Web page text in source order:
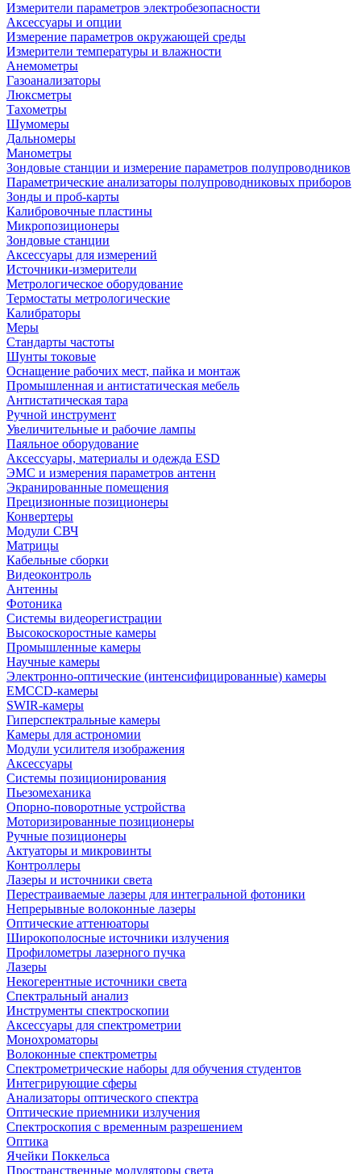
Измерители параметров электробезопасности
Аксессуары и опции
Измерение параметров окружающей среды
Измерители температуры и влажности
Анемометры
Газоанализаторы
Люксметры
Тахометры
Шумомеры
Дальномеры
Манометры
Зондовые станции и измерение параметров полупроводников
Параметрические анализаторы полупроводниковых приборов
Зонды и проб-карты
Калибровочные пластины
Микропозиционеры
Зондовые станции
Аксессуары для измерений
Источники-измерители
Метрологическое оборудование
Термостаты метрологические
Калибраторы
Меры
Стандарты частоты
Шунты токовые
Оснащение рабочих мест, пайка и монтаж
Промышленная и антистатическая мебель
Антистатическая тара
Ручной инструмент
Увеличительные и рабочие лампы
Паяльное оборудование
Аксессуары, материалы и одежда ESD
ЭМС и измерения параметров антенн
Экранированные помещения
Прецизионные позиционеры
Конвертеры
Модули СВЧ
Матрицы
Кабельные сборки
Видеоконтроль
Антенны
Фотоника
Cистемы видеорегистрации
Высокоскоростные камеры
Промышленные камеры
Научные камеры
Электронно-оптические (интенсифицированные) камеры
EMCCD-камеры
SWIR-камеры
Гиперспектральные камеры
Камеры для астрономии
Модули усилителя изображения
Аксессуары
Системы позиционирования
Пьезомеханика
Опорно-поворотные устройства
Моторизированные позиционеры
Ручные позиционеры
Актуаторы и микровинты
Контроллеры
Лазеры и источники света
Перестраиваемые лазеры для интегральной фотоники
Непрерывные волоконные лазеры
Оптические аттенюаторы
Широкополосные источники излучения
Профилометры лазерного пучка
Лазеры
Некогерентные источники света
Спектральный анализ
Инструменты спектроскопии
Аксессуары для спектрометрии
Монохроматоры
Волоконные спектрометры
Спектрометрические наборы для обучения студентов
Интегрирующие сферы
Анализаторы оптического спектра
Оптические приемники излучения
Спектроскопия с временным разрешением
Оптика
Ячейки Поккельса
Пространственные модуляторы света